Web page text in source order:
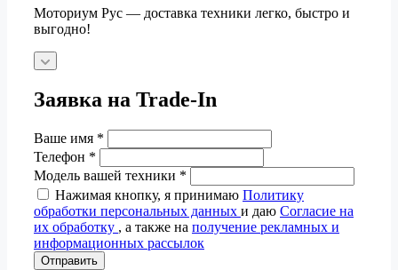
Моториум Рус — доставка техники легко, быстро и
выгодно!
Заявка на Trade-In
Ваше имя *
Телефон *
Модель вашей техники *
Нажимая кнопку, я принимаю Политику
обработки персональных данных и даю Согласие на
их обработку , а также на получение рекламных и
информационных рассылок
Отправить